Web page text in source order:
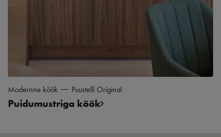
Modernne köök Puustelli Original
Puidumustriga köök